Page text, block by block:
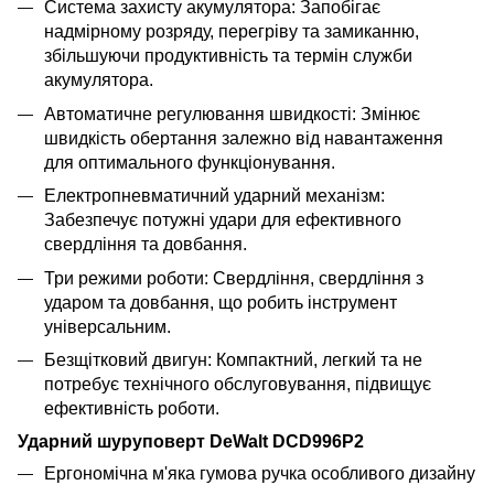
Система захисту акумулятора: Запобігає
надмірному розряду, перегріву та замиканню,
збільшуючи продуктивність та термін служби
акумулятора.
Автоматичне регулювання швидкості: Змінює
швидкість обертання залежно від навантаження
для оптимального функціонування.
Електропневматичний ударний механізм:
Забезпечує потужні удари для ефективного
свердління та довбання.
Три режими роботи: Свердління, свердління з
ударом та довбання, що робить інструмент
універсальним.
Безщітковий двигун: Компактний, легкий та не
потребує технічного обслуговування, підвищує
ефективність роботи.
Ударний шуруповерт DeWalt DCD996Р2
Ергономічна м'яка гумова ручка особливого дизайну